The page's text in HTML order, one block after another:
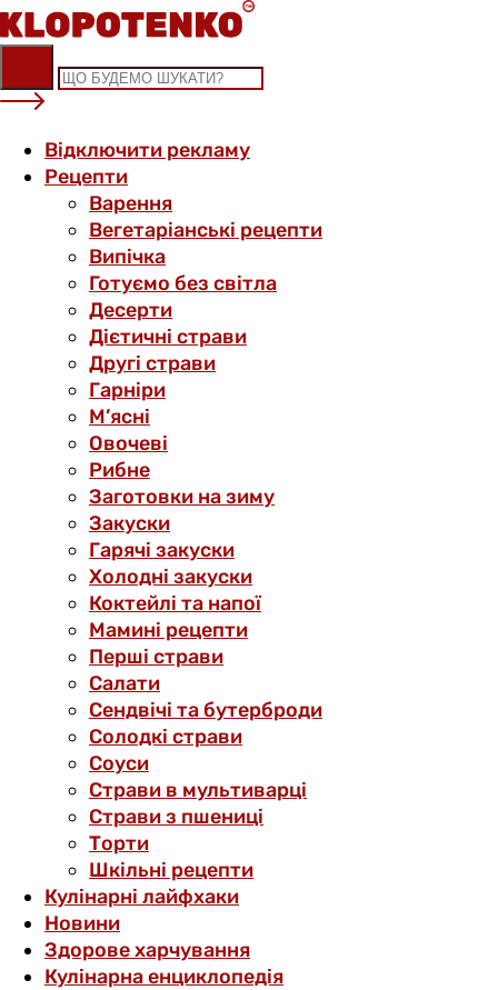
Skip
to
content
Відключити рекламу
Рецепти
Варення
Вегетаріанські рецепти
Випічка
Готуємо без світла
Десерти
Дієтичні страви
Другі страви
Гарніри
М’ясні
Овочеві
Рибне
Заготовки на зиму
Закуски
Гарячі закуски
Холодні закуски
Коктейлі та напої
Мамині рецепти
Перші страви
Салати
Сендвічі та бутерброди
Солодкі страви
Соуси
Страви в мультиварці
Страви з пшениці
Торти
Шкільні рецепти
Кулінарні лайфхаки
Новини
Здорове харчування
Кулінарна енциклопедія